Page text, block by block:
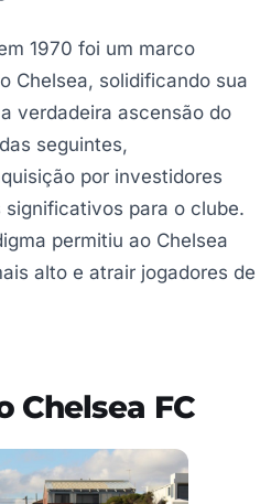
1970 foi um marco
Chelsea, solidificando sua
verdadeira ascensão do
seguintes,
por investidores
para o clube.
permitiu ao Chelsea
alto e atrair jogadores de
Chelsea FC